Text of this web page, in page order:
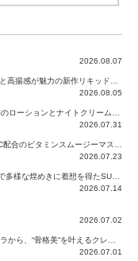
2026.08.07
まもなくNARSから登場するのは、シアーな血色感と高揚感が魅力の新作リキッドブラッシュ「インセイシャブル リキッドブラッシュ」と、ゴールデンアワーに染まる空にインスピレーションを得た「アフターグロー リップシャイン」の新色！夏をハックして！
2026.08.05
リンクルショットから、シワの肌環境に着目した初のローションとナイトクリームが登場！デイリーケアで、シワ特有の肌環境を改善し、シワが目立たない肌へと導きます。
2026.07.31
ナチュラルコスメブランドSABONから、ビタミンC配合のビタミンスムージーマスク「ラディアンスマスク」と、ペパーミントにオーガニックハーブを凝縮したジェルの涼感トリートメント美容液「スカルプセラム リフレッシング」が登場！日々のデイリーケアで、過酷な猛暑で疲れた肌や頭皮をサポート、心地よくリフレッシュし、優しく肌を整えます。
2026.07.23
神秘的な輝きを秘めた技法“螺鈿（らでん）”の多彩で多様な煌めきに着想を得たSUQQUの2026 秋 カラーコレクションから登場するのは、艶然と輝くアイシャドウや偏光パールを配したフェイスカラー、繊細なパールの煌めくネイル、そしてそれらを際立てる“朧げな艶”を秘めた新リクイドリップ「ブラー リクイド リップ」。強さを秘めたまろやかな洗練の表情に。
2026.07.14
2026.07.02
ブランド発祥の地“表参道”に帰還したシュウ ウエムラから、“骨格美“を叶えるクレヨンタイプのフェイスカラー「スカルプト クレヨン」と、ブランド初のリノベーションで進化した名品アイブロウ「ハード フォーミュラ ハード 10」が登場！
2026.07.01